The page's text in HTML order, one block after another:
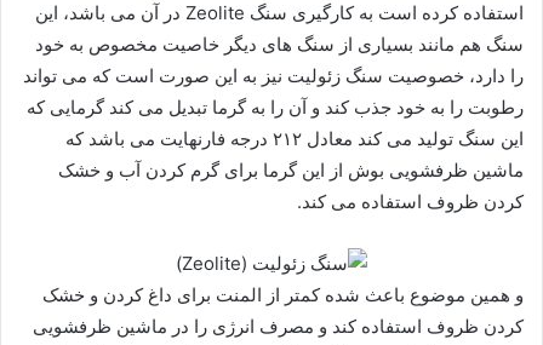
استفاده کرده است به ‌کارگیری سنگ Zeolite در آن می باشد، این
سنگ هم مانند بسیاری از سنگ های دیگر خاصیت مخصوص به خود
را دارد، خصوصیت سنگ زئولیت نیز به این صورت است که می تواند
رطوبت را به خود جذب کند و آن را به گرما تبدیل می کند گرمایی که
این سنگ تولید می کند معادل ۲۱۲ درجه فارنهایت می باشد که
ماشین ظرفشویی بوش از این گرما برای گرم کردن آب و خشک
کردن ظروف استفاده می کند.
و همین موضوع باعث شده کمتر از المنت برای داغ کردن و خشک
کردن ظروف استفاده کند و مصرف انرژی را در ماشین‌ ظرفشویی